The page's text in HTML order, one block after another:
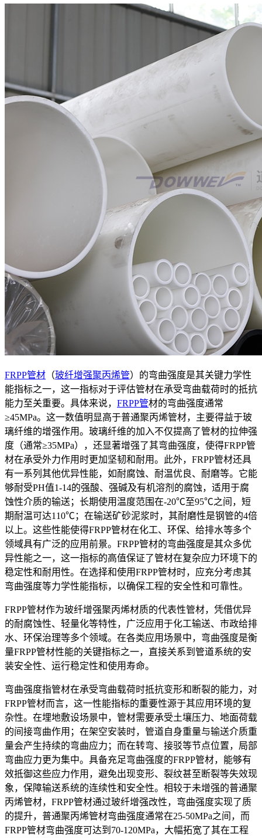
FRPP管材 （玻纤增强聚丙烯管）的弯曲强度是其关键力学性
能指标之一，这一指标对于评估管材在承受弯曲载荷时的抵抗
能力至关重要。具体来说， FRPP管材的弯曲强度通常
≥45MPa。这一数值明显高于普通聚丙烯管材，主要得益于玻
璃纤维的增强作用。玻璃纤维的加入不仅提高了管材的拉伸强
度（通常≥35MPa），还显著增强了其弯曲强度，使得FRPP管
材在承受外力作用时更加坚韧和耐用。此外，FRPP管材还具
有一系列其他优异性能，如耐腐蚀、耐温优良、耐磨等。它能
够耐受PH值1-14的强酸、强碱及有机溶剂的腐蚀，适用于腐
蚀性介质的输送；长期使用温度范围在-20℃至95℃之间，短
期耐温可达110℃；在输送矿砂泥浆时，其耐磨性是钢管的4倍
以上。这些性能使得FRPP管材在化工、环保、给排水等多个
领域具有广泛的应用前景。FRPP管材的弯曲强度是其众多优
异性能之一，这一指标的高值保证了管材在复杂应力环境下的
稳定性和耐用性。在选择和使用FRPP管材时，应充分考虑其
弯曲强度等力学性能指标，以确保工程的安全性和可靠性。
FRPP管材作为玻纤增强聚丙烯材质的代表性管材，凭借优异
的耐腐蚀性、轻量化等特性，广泛应用于化工输送、市政给排
水、环保治理等多个领域。在各类应用场景中，弯曲强度是衡
量FRPP管材性能的关键指标之一，直接关系到管道系统的安
装安全性、运行稳定性和使用寿命。
弯曲强度指管材在承受弯曲载荷时抵抗变形和断裂的能力，对
FRPP管材而言，这一性能指标的重要性源于其应用环境的复
杂性。在埋地敷设场景中，管材需要承受土壤压力、地面荷载
的间接弯曲作用；在架空安装时，管道自身重量与输送介质重
量会产生持续的弯曲应力；而在转弯、接驳等节点位置，局部
弯曲应力更为集中。具备充足弯曲强度的FRPP管材，能够有
效抵御这些应力作用，避免出现变形、裂纹甚至断裂等失效现
象，保障输送系统的连续性和安全性。相较于未增强的普通聚
丙烯管材，FRPP管材通过玻纤增强改性，弯曲强度实现了质
的提升，普通聚丙烯管材弯曲强度通常在25-50MPa之间，而
FRPP管材弯曲强度可达到70-120MPa，大幅拓宽了其在工程